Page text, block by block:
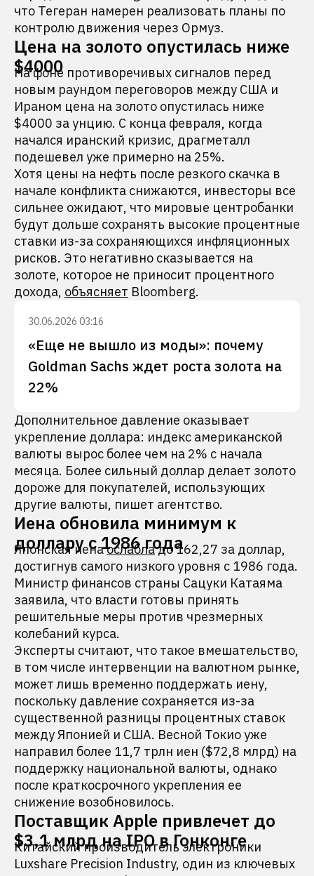
что Тегеран намерен реализовать планы по
контролю движения через Ормуз.
Цена на золото опустилась ниже
$4000
На фоне противоречивых сигналов перед
новым раундом переговоров между США и
Ираном цена на золото опустилась ниже
$4000 за унцию. С конца февраля, когда
начался иранский кризис, драгметалл
подешевел уже примерно на 25%.
Хотя цены на нефть после резкого скачка в
начале конфликта снижаются, инвесторы все
сильнее ожидают, что мировые центробанки
будут дольше сохранять высокие процентные
ставки из-за сохраняющихся инфляционных
рисков. Это негативно сказывается на
золоте, которое не приносит процентного
дохода, объясняет Bloomberg.
30.06.2026 03:16
«Еще не вышло из моды»: почему
Goldman Sachs ждет роста золота на
22%
Дополнительное давление оказывает
укрепление доллара: индекс американской
валюты вырос более чем на 2% с начала
месяца. Более сильный доллар делает золото
дороже для покупателей, использующих
другие валюты, пишет агентство.
Иена обновила минимум к
доллару с 1986 года
Японская иенаослабладо 162,27 за доллар,
достигнув самого низкого уровня с 1986 года.
Министр финансов страны Сацуки Катаяма
заявила, что власти готовы принять
решительные меры против чрезмерных
колебаний курса.
Эксперты считают, что такое вмешательство,
в том числе интервенции на валютном рынке,
может лишь временно поддержать иену,
поскольку давление сохраняется из-за
существенной разницы процентных ставок
между Японией и США. Весной Токио уже
направил более 11,7 трлн иен ($72,8 млрд) на
поддержку национальной валюты, однако
после краткосрочного укрепления ее
снижение возобновилось.
Поставщик Apple привлечет до
$3,1 млрд на IPO в Гонконге
Китайский производитель электроники
Luxshare Precision Industry, один из ключевых